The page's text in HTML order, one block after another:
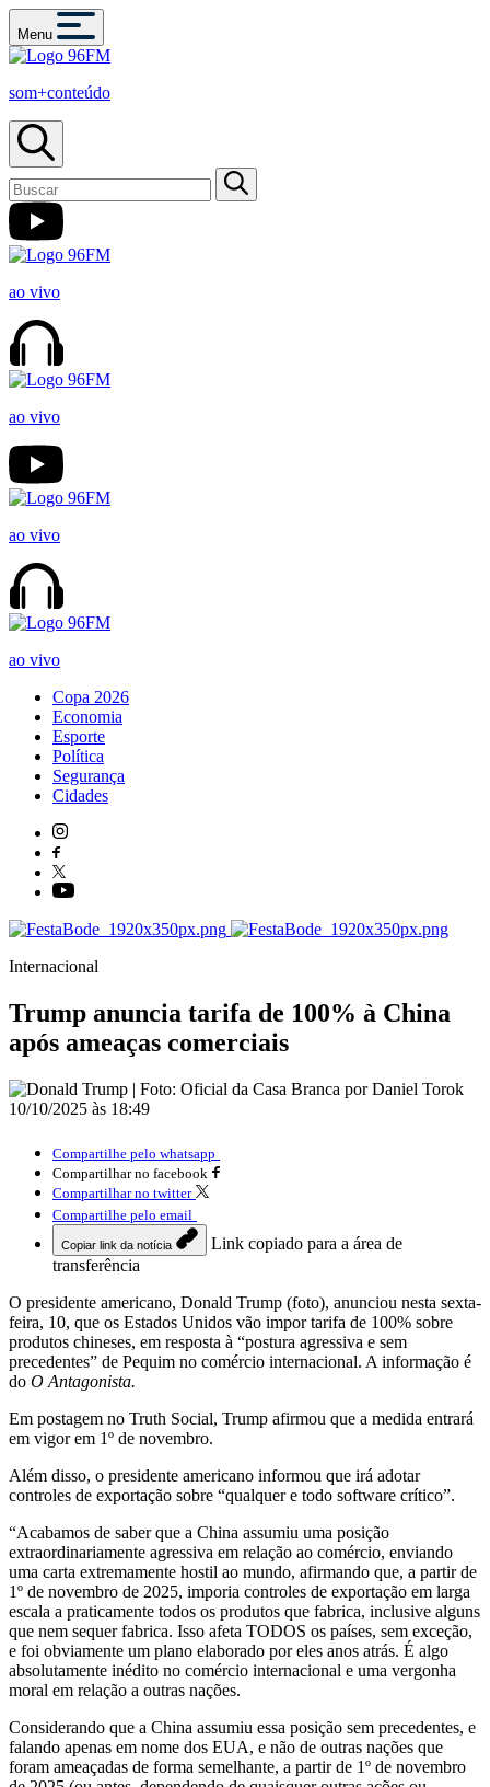
Menu
som+conteúdo
ao vivo
ao vivo
ao vivo
ao vivo
Copa 2026
Economia
Esporte
Política
Segurança
Cidades
Internacional
Trump anuncia tarifa de 100% à China
após ameaças comerciais
10/10/2025 às 18:49
Compartilhe pelo whatsapp
Compartilhar no facebook
Compartilhar no twitter
Compartilhe pelo email
Copiar link da notícia
Link copiado para a área de
transferência
O presidente americano, Donald Trump (foto), anunciou nesta sexta-
feira, 10, que os Estados Unidos vão impor tarifa de 100% sobre
produtos chineses, em resposta à “postura agressiva e sem
precedentes” de Pequim no comércio internacional. A informação é
do O Antagonista.
Em postagem no Truth Social, Trump afirmou que a medida entrará
em vigor em 1º de novembro.
Além disso, o presidente americano informou que irá adotar
controles de exportação sobre “qualquer e todo software crítico”.
“Acabamos de saber que a China assumiu uma posição
extraordinariamente agressiva em relação ao comércio, enviando
uma carta extremamente hostil ao mundo, afirmando que, a partir de
1º de novembro de 2025, imporia controles de exportação em larga
escala a praticamente todos os produtos que fabrica, inclusive alguns
que nem sequer fabrica. Isso afeta TODOS os países, sem exceção,
e foi obviamente um plano elaborado por eles anos atrás. É algo
absolutamente inédito no comércio internacional e uma vergonha
moral em relação a outras nações.
Considerando que a China assumiu essa posição sem precedentes, e
falando apenas em nome dos EUA, e não de outras nações que
foram ameaçadas de forma semelhante, a partir de 1º de novembro